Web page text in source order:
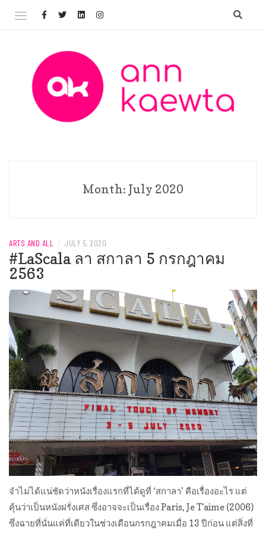
Month: July 2020
ARTS AND ALL / JULY 5, 2020
#LaScala ลา สกาลา 5 กรกฎาคม
2563
จำไม่ได้แน่ชัดว่าหนังเรื่องแรกที่ได้ดูที่ ‘สกาลา’ คือเรื่องอะไร แต่
คุ้นว่าเป็นหนังฝรั่งเศส ซึ่งอาจจะเป็นเรื่อง Paris, Je T’aime (2006)
ซึ่งฉายที่นั่นแค่ที่เดียวในช่วงเดือนกรกฎาคมเมื่อ 13 ปีก่อน แต่สิ่งที่